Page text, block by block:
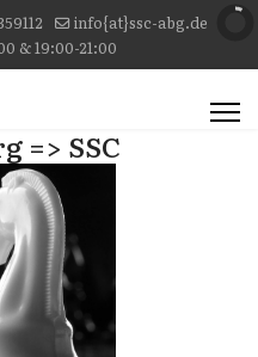
info{at}ssc-abg.de
& 19:00-21:00
=> SSC